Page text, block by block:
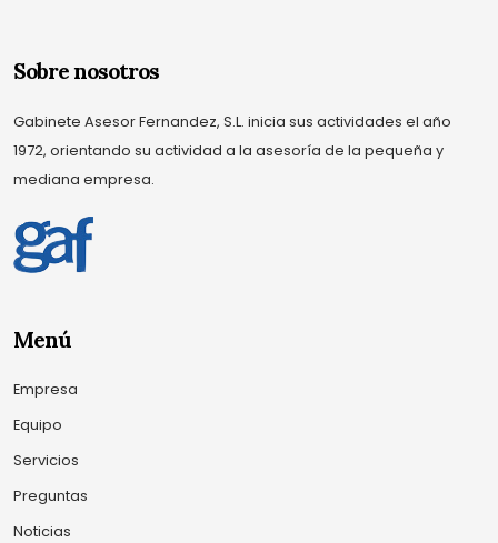
Sobre nosotros
Gabinete Asesor Fernandez, S.L. inicia sus actividades el año
1972, orientando su actividad a la asesoría de la pequeña y
mediana empresa.
Menú
Empresa
Equipo
Servicios
Preguntas
Noticias